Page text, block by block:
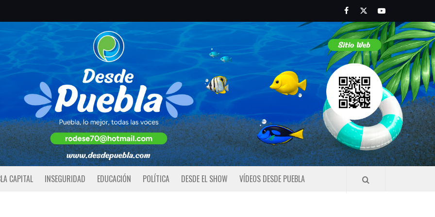
FacebookTwitterYoutube
CAPITAL INSEGURIDAD EDUCACIÓN POLÍTICA DESDE EL SHOW VÍDEOS DESDE PUEBLA